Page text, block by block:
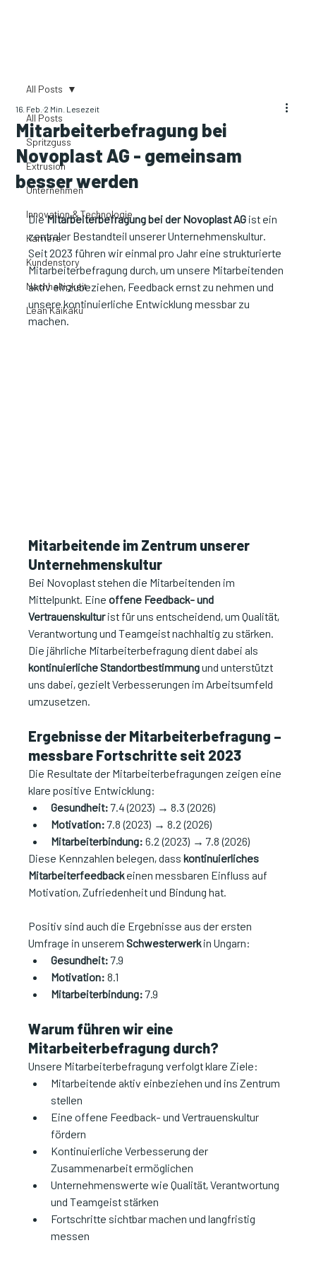
All Posts
Spritzguss
Extrusion
Unternehmen
Innovation & Technologie
Karriere
Kundenstory
Nachhaltigkeit
Lean Kaikaku
All Posts
Mitarbeiterbefragung bei
Novoplast AG - gemeinsam
besser werden
16. Feb. 2 Min. Lesezeit
Die Mitarbeiterbefragung bei der Novoplast AG ist ein
zentraler Bestandteil unserer Unternehmenskultur.
Seit 2023 führen wir einmal pro Jahr eine strukturierte
Mitarbeiterbefragung durch, um unsere Mitarbeitenden
aktiv einzubeziehen, Feedback ernst zu nehmen und
unsere kontinuierliche Entwicklung messbar zu
machen.
Mitarbeitende im Zentrum unserer
Unternehmenskultur
Bei Novoplast stehen die Mitarbeitenden im
Mittelpunkt. Eine offene Feedback- und
Vertrauenskultur ist für uns entscheidend, um Qualität,
Verantwortung und Teamgeist nachhaltig zu stärken.
Die jährliche Mitarbeiterbefragung dient dabei als
kontinuierliche Standortbestimmung und unterstützt
uns dabei, gezielt Verbesserungen im Arbeitsumfeld
umzusetzen.
Ergebnisse der Mitarbeiterbefragung –
messbare Fortschritte seit 2023
Die Resultate der Mitarbeiterbefragungen zeigen eine
klare positive Entwicklung:
Gesundheit: 7.4 (2023) → 8.3 (2026)
Motivation: 7.8 (2023) → 8.2 (2026)
Mitarbeiterbindung: 6.2 (2023) → 7.8 (2026)
Diese Kennzahlen belegen, dass kontinuierliches
Mitarbeiterfeedback einen messbaren Einfluss auf
Motivation, Zufriedenheit und Bindung hat.
Positiv sind auch die Ergebnisse aus der ersten
Umfrage in unserem Schwesterwerk in Ungarn:
Gesundheit: 7.9
Motivation: 8.1
Mitarbeiterbindung: 7.9
Warum führen wir eine
Mitarbeiterbefragung durch?
Unsere Mitarbeiterbefragung verfolgt klare Ziele:
Mitarbeitende aktiv einbeziehen und ins Zentrum
stellen
Eine offene Feedback- und Vertrauenskultur
fördern
Kontinuierliche Verbesserung der
Zusammenarbeit ermöglichen
Unternehmenswerte wie Qualität, Verantwortung
und Teamgeist stärken
Fortschritte sichtbar machen und langfristig
messen